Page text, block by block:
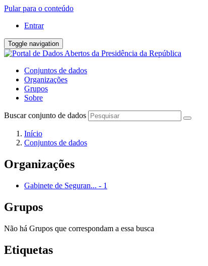
Pular para o conteúdo
Entrar
Toggle navigation
Conjuntos de dados
Organizações
Grupos
Sobre
Buscar conjunto de dados
Início
Conjuntos de dados
Organizações
Gabinete de Seguran... - 1
Grupos
Não há Grupos que correspondam a essa busca
Etiquetas